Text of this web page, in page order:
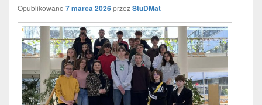
Opublikowano 7 marca 2026przezStuDMat